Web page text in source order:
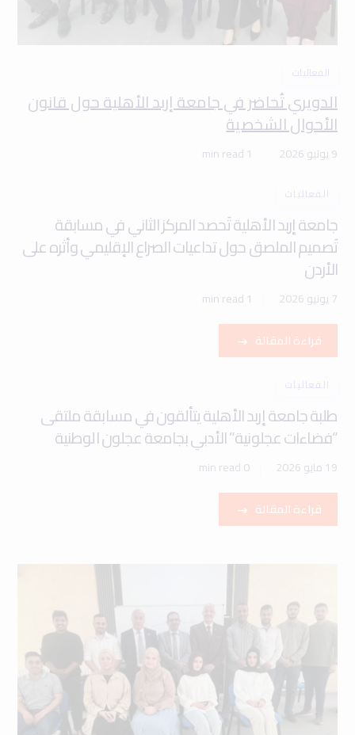
الفعاليات
الدويري تُحاضر في جامعة إربد الأهلية حول قانون
الأحوال الشخصية
9 يونيو 2026 1 min read
الفعاليات
جامعة إربد الأهلية تَحصد المركز الثاني في مسابقة
تَصميم الملصق حول تداعيات الصراع الإقليمي وأثره على
الأردن
7 يونيو 2026 1 min read
قراءة المقالة
الفعاليات
طلبة جامعة إربد الأهلية يتألقون في مسابقة ملتقى
“فضاءات عجلونية” الأدبي بجامعة عجلون الوطنية
19 مايو 2026 0 min read
قراءة المقالة